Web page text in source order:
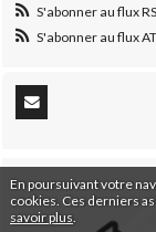
En poursuivant votre
cookies. Ces derniers
savoir plus
S'abonner au flux
S'abonner au flux